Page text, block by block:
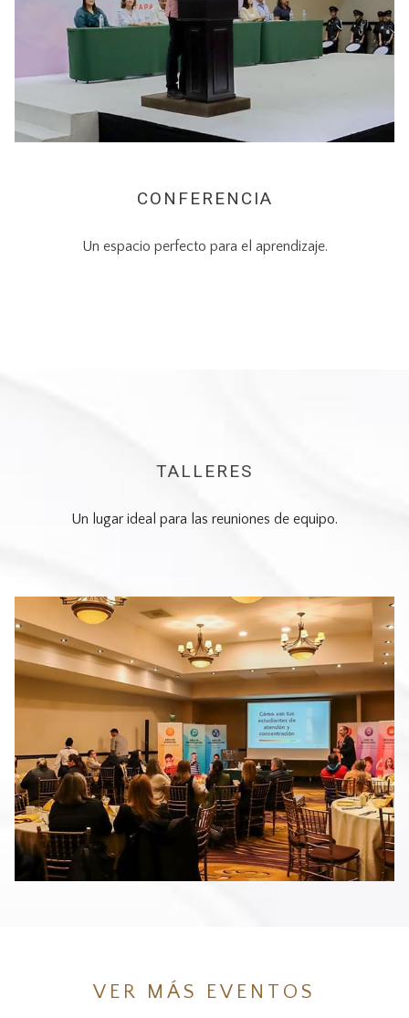
CONFERENCIA
Un espacio perfecto para el aprendizaje.
TALLERES
Un lugar ideal para las reuniones de equipo.
VER MÁS EVENTOS